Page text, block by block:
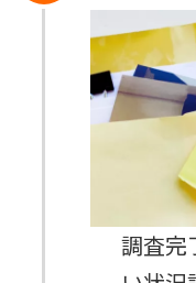
調査完